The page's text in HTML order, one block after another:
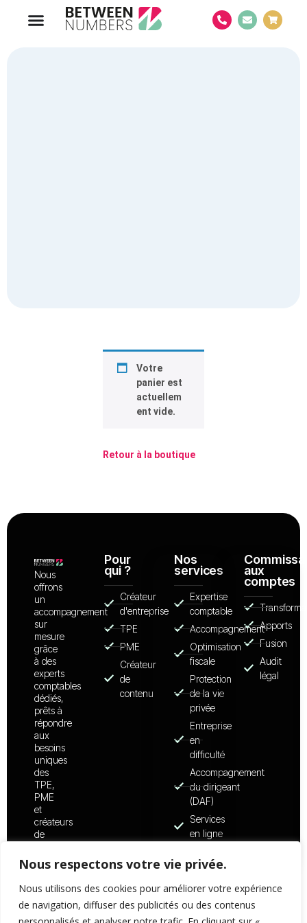
Nous respectons votre vie privée.
Nous utilisons des cookies pour améliorer votre expérience
de navigation, diffuser des publicités ou des contenus
Votre
panier est
actuellem
ent vide.
Retour à la boutique
Nous
offrons
un
accompagnement
sur
mesure
grâce
à des
experts
comptables
dédiés,
prêts à
répondre
aux
besoins
uniques
des
TPE,
PME
et
créateurs
de
Pour
qui ?
Créateur
d'entreprise
TPE
PME
Créateur
de
contenu
Nos
services
Expertise
comptable
Accompagnement
Optimisation
fiscale
Protection
de la vie
privée
Entreprise
en
difficulté
Accompagnement
du dirigeant
(DAF)
Services
en ligne
aux
comptes
Apports
Fusion
Audit
légal
© 2026 - Copyright - BETWEEN
NUMBERS
Mentions légales
Politique de confidentialité